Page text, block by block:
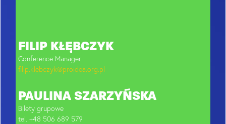
FILIP KŁĘBCZYK
Conference Manager
filip.klebczyk@proidea.org.pl
PAULINA SZARZYŃSKA
Bilety grupowe
tel. +48 506 689 579